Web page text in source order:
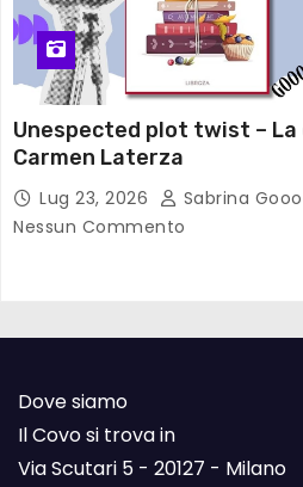
Unespected plot twist – La
Carmen Laterza
Lug 23, 2026
Sabrina
Nessun Commento
Dove siamo
Il Covo si trova in
Via Scutari 5 - 20127 - Milano